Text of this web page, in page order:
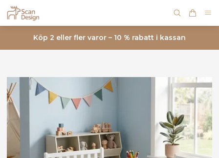
Köp 2 eller fler varor – 10 % rabatt i kassan